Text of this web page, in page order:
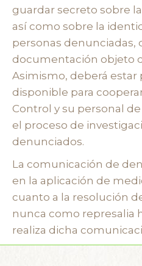
guardar secreto sobre
así como sobre la
personas denunciadas,
documentación objeto
Asimismo, deberá
disponible para
Control y su personal
el proceso de
denunciados.
La comunicación de
en la aplicación de
cuanto a la resolución
nunca como represalia
realiza dicha